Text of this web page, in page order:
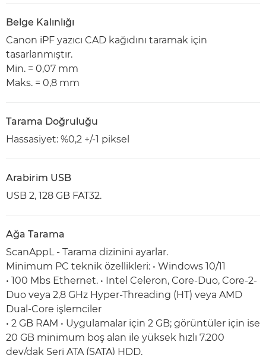
Belge Kalınlığı
Canon iPF yazıcı CAD kağıdını taramak için
tasarlanmıştır.
Min. = 0,07 mm
Maks. = 0,8 mm
Tarama Doğruluğu
Hassasiyet: %0,2 +/-1 piksel
Arabirim USB
USB 2, 128 GB FAT32.
Ağa Tarama
ScanAppL - Tarama dizinini ayarlar.
Minimum PC teknik özellikleri: • Windows 10/11
• 100 Mbs Ethernet. • Intel Celeron, Core-Duo, Core-2-
Duo veya 2,8 GHz Hyper-Threading (HT) veya AMD
Dual-Core işlemciler
• 2 GB RAM • Uygulamalar için 2 GB; görüntüler için ise
20 GB minimum boş alan ile yüksek hızlı 7.200
dev/dak Seri ATA (SATA) HDD.